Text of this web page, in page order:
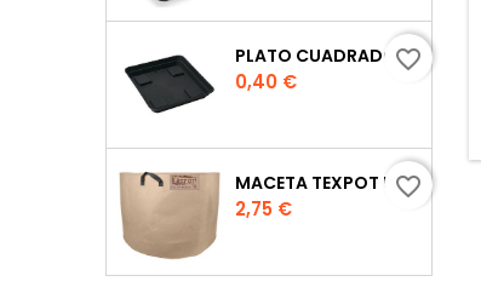
PLATO CUADRADO PARA MACETA
Precio
0,40 €
favorite_border
MACETA TEXPOT URBAN COLOR ARENA
Precio
2,75 €
favorite_border